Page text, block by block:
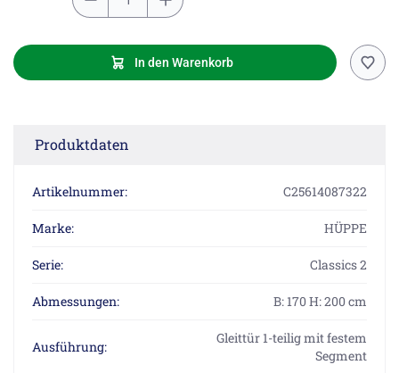
In den Warenkorb
Produktdaten
Artikelnummer: C25614087322
Marke: HÜPPE
Serie: Classics 2
Abmessungen: B: 170 H: 200 cm
Ausführung:
Gleittür 1-teilig mit festem
Segment